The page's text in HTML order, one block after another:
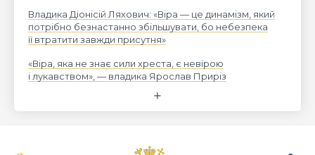
Владика Діонісій Ляхович: «Віра — це динамізм, який
потрібно безнастанно збільшувати, бо небезпека
її втратити завжди присутня»
«Віра, яка не знає сили хреста, є невірою
і лукавством», — владика Ярослав Приріз